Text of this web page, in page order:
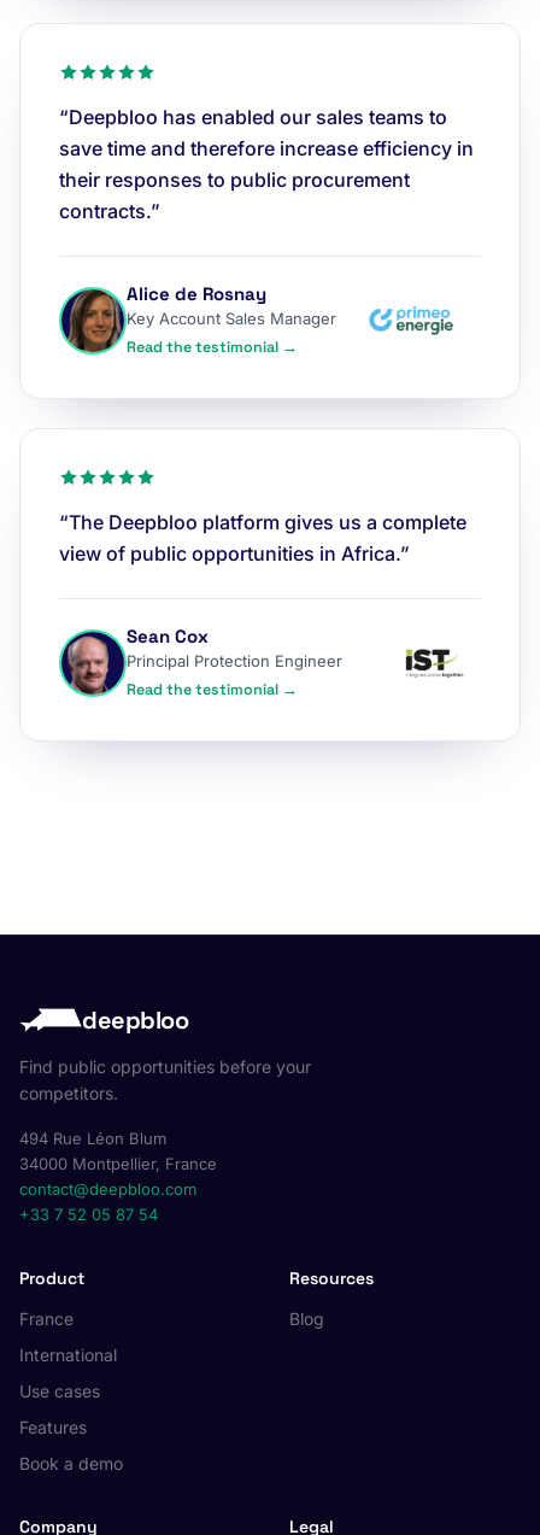
“Deepbloo has enabled our sales teams to
save time and therefore increase efficiency in
their responses to public procurement
contracts.”
Alice de Rosnay
Key Account Sales Manager
Read the testimonial →
“The Deepbloo platform gives us a complete
view of public opportunities in Africa.”
Sean Cox
Principal Protection Engineer
Read the testimonial →
deepbloo
Find public opportunities before your
competitors.
494 Rue Léon Blum
34000 Montpellier, France
contact@deepbloo.com
+33 7 52 05 87 54
Product
France
International
Use cases
Features
Book a demo
Resources
Blog
Company Legal